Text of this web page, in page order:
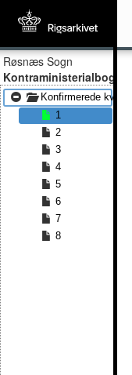
Røsnæs Sogn
Kontraministerialbog
Konfirmerede
1
2
3
4
5
6
7
8